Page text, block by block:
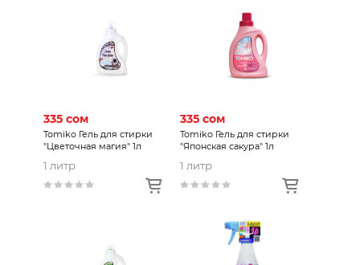
335 сом
Tomiko Гель для стирки
"Цветочная магия" 1л
1 литр
335 сом
Tomiko Гель для стирки
"Японская сакура" 1л
1 литр